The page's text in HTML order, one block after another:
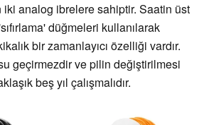
iki analog ibrelere sahiptir. Saatin üst
düğmeleri kullanılarak
bir zamanlayıcı özelliği vardır.
geçirmezdir ve pilin değiştirilmesi
beş yıl çalışmalıdır.